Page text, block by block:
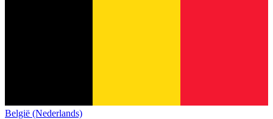
België (Nederlands)